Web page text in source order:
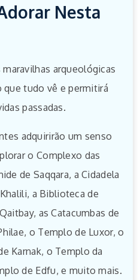
Nesta
arqueológicas
tudo vê e permitirá
passadas.
adquirirão um senso
o Complexo das
de Saqqara, a Cidadela
a Biblioteca de
as Catacumbas de
o Templo de Luxor, o
Karnak, o Templo da
de Edfu, e muito mais.